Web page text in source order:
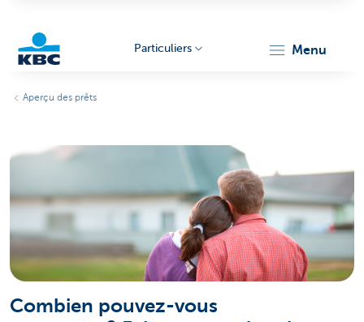
Particuliers menu
Aperçu des prêts
Combien pouvez-vous